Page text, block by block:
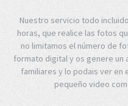
Nuestro servicio todo
horas, que realice las fotos
no limitamos el número de
formato digital y os genere un
familiares y lo podais ver en
pequeño video